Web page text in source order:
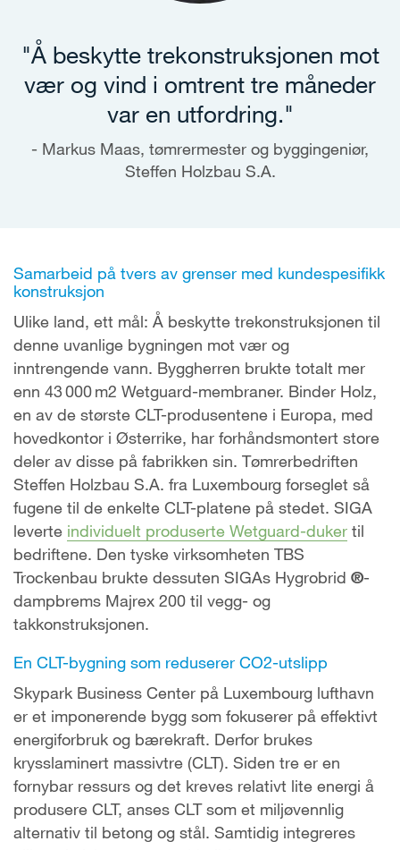
"Å beskytte trekonstruksjonen mot
vær og vind i omtrent tre måneder
var en utfordring."
Markus Maas, tømrermester og byggingeniør,
Steffen Holzbau S.A.
Samarbeid på tvers av grenser med kundespesifikk
konstruksjon
Ulike land, ett mål: Å beskytte trekonstruksjonen til
denne uvanlige bygningen mot vær og
inntrengende vann. Byggherren brukte totalt mer
enn 43 000 m2 Wetguard-membraner. Binder Holz,
en av de største CLT-produsentene i Europa, med
hovedkontor i Østerrike, har forhåndsmontert store
deler av disse på fabrikken sin. Tømrerbedriften
Steffen Holzbau S.A. fra Luxembourg forseglet så
fugene til de enkelte CLT-platene på stedet. SIGA
leverte individuelt produserte Wetguard-duker til
bedriftene. Den tyske virksomheten TBS
Trockenbau brukte dessuten SIGAs Hygrobrid ®-
dampbrems Majrex 200 til vegg- og
takkonstruksjonen.
En CLT-bygning som reduserer CO2-utslipp
Skypark Business Center på Luxembourg lufthavn
er et imponerende bygg som fokuserer på effektivt
energiforbruk og bærekraft. Derfor brukes
krysslaminert massivtre (CLT). Siden tre er en
fornybar ressurs og det kreves relativt lite energi å
produsere CLT, anses CLT som et miljøvennlig
alternativ til betong og stål. Samtidig integreres